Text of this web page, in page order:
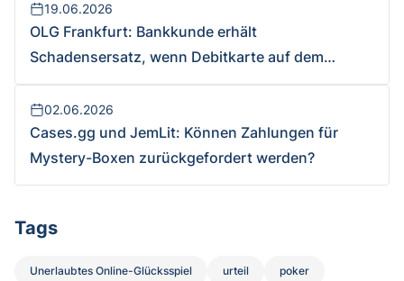
19.06.2026
OLG Frankfurt: Bankkunde erhält
Schadensersatz, wenn Debitkarte auf dem
Versandweg abhandenkommt und unbefugt Geld
abgehoben wird
02.06.2026
Cases.gg und JemLit: Können Zahlungen für
Mystery-Boxen zurückgefordert werden?
Tags
Unerlaubtes Online-Glücksspiel urteil poker